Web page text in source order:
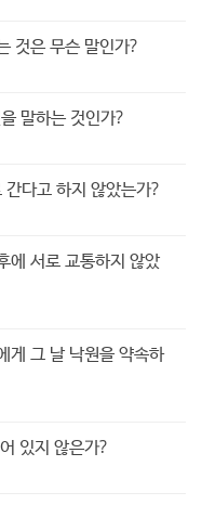
것은 무슨 말인가?
말하는 것인가?
다고 하지 않았는가?
에 서로 교통하지 않았
게 그 날 낙원을 약속하
있지 않은가?